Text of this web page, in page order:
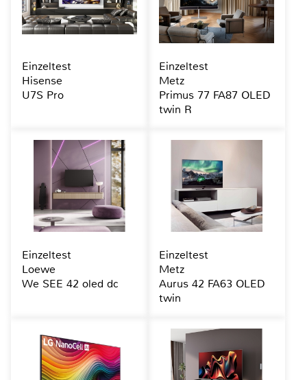
Einzeltest
Hisense
U7S Pro
Einzeltest
Metz
Primus 77 FA87 OLED
twin R
Einzeltest
Loewe
We SEE 42 oled dc
Einzeltest
Metz
Aurus 42 FA63 OLED
twin